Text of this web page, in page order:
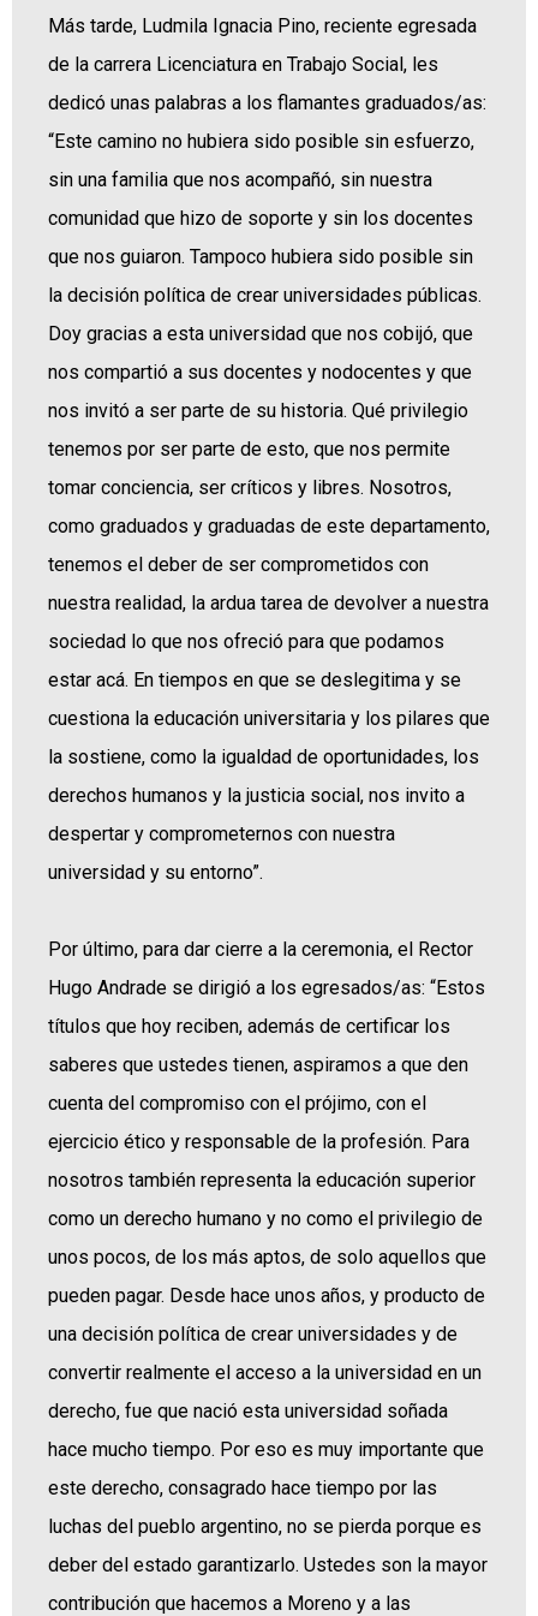
Más tarde, Ludmila Ignacia Pino, reciente egresada
de la carrera Licenciatura en Trabajo Social, les
dedicó unas palabras a los flamantes graduados/as:
“Este camino no hubiera sido posible sin esfuerzo,
sin una familia que nos acompañó, sin nuestra
comunidad que hizo de soporte y sin los docentes
que nos guiaron. Tampoco hubiera sido posible sin
la decisión política de crear universidades públicas.
Doy gracias a esta universidad que nos cobijó, que
nos compartió a sus docentes y nodocentes y que
nos invitó a ser parte de su historia. Qué privilegio
tenemos por ser parte de esto, que nos permite
tomar conciencia, ser críticos y libres. Nosotros,
como graduados y graduadas de este departamento,
tenemos el deber de ser comprometidos con
nuestra realidad, la ardua tarea de devolver a nuestra
sociedad lo que nos ofreció para que podamos
estar acá. En tiempos en que se deslegitima y se
cuestiona la educación universitaria y los pilares que
la sostiene, como la igualdad de oportunidades, los
derechos humanos y la justicia social, nos invito a
despertar y comprometernos con nuestra
universidad y su entorno”.
Por último, para dar cierre a la ceremonia, el Rector
Hugo Andrade se dirigió a los egresados/as: “Estos
títulos que hoy reciben, además de certificar los
saberes que ustedes tienen, aspiramos a que den
cuenta del compromiso con el prójimo, con el
ejercicio ético y responsable de la profesión. Para
nosotros también representa la educación superior
como un derecho humano y no como el privilegio de
unos pocos, de los más aptos, de solo aquellos que
pueden pagar. Desde hace unos años, y producto de
una decisión política de crear universidades y de
convertir realmente el acceso a la universidad en un
derecho, fue que nació esta universidad soñada
hace mucho tiempo. Por eso es muy importante que
este derecho, consagrado hace tiempo por las
luchas del pueblo argentino, no se pierda porque es
deber del estado garantizarlo. Ustedes son la mayor
contribución que hacemos a Moreno y a las